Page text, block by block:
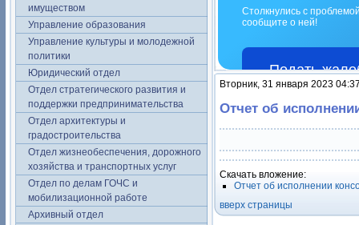
имуществом
Управление образования
Управление культуры и молодежной
политики
Юридический отдел
Отдел стратегического развития и
поддержки предпринимательства
Отдел архитектуры и
градостроительства
Отдел жизнеобеспечения, дорожного
хозяйства и транспортных услуг
Отдел по делам ГОЧС и
мобилизационной работе
Архивный отдел
Столкнулись с
сообщите о ней!
Подать
Вторник, 31 января 2023
Отчет об
Скачать вложение:
Отчет об исполнении
вверх страницы